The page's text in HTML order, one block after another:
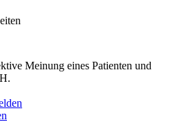
Meinung eines Patienten und